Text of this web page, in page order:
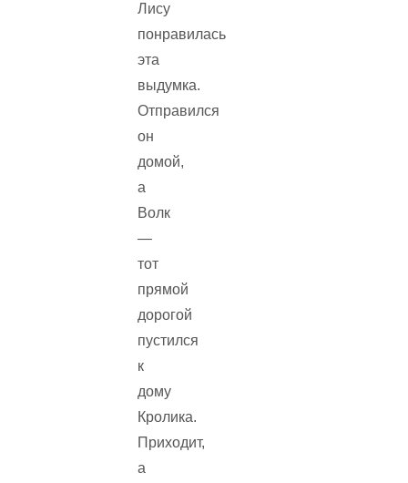
Лису
понравилась
эта
выдумка.
Отправился
он
домой,
а
Волк
—
тот
прямой
дорогой
пустился
к
дому
Кролика.
Приходит,
а